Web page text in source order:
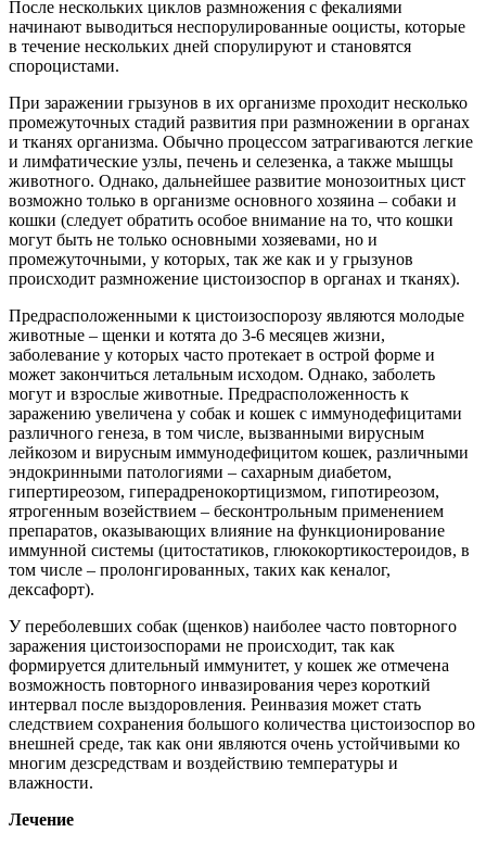
После нескольких циклов размножения с фекалиями
начинают выводиться неспорулированные ооцисты, которые
в течение нескольких дней спорулируют и становятся
спороцистами.
При заражении грызунов в их организме проходит несколько
промежуточных стадий развития при размножении в органах
и тканях организма. Обычно процессом затрагиваются легкие
и лимфатические узлы, печень и селезенка, а также мышцы
животного. Однако, дальнейшее развитие монозоитных цист
возможно только в организме основного хозяина – собаки и
кошки (следует обратить особое внимание на то, что кошки
могут быть не только основными хозяевами, но и
промежуточными, у которых, так же как и у грызунов
происходит размножение цистоизоспор в органах и тканях).
Предрасположенными к цистоизоспорозу являются молодые
животные – щенки и котята до 3-6 месяцев жизни,
заболевание у которых часто протекает в острой форме и
может закончиться летальным исходом. Однако, заболеть
могут и взрослые животные. Предрасположенность к
заражению увеличена у собак и кошек с иммунодефицитами
различного генеза, в том числе, вызванными вирусным
лейкозом и вирусным иммунодефицитом кошек, различными
эндокринными патологиями – сахарным диабетом,
гипертиреозом, гиперадренокортицизмом, гипотиреозом,
ятрогенным возействием – бесконтрольным применением
препаратов, оказывающих влияние на функционирование
иммунной системы (цитостатиков, глюкокортикостероидов, в
том числе – пролонгированных, таких как кеналог,
дексафорт).
У переболевших собак (щенков) наиболее часто повторного
заражения цистоизоспорами не происходит, так как
формируется длительный иммунитет, у кошек же отмечена
возможность повторного инвазирования через короткий
интервал после выздоровления. Реинвазия может стать
следствием сохранения большого количества цистоизоспор во
внешней среде, так как они являются очень устойчивыми ко
многим дезсредствам и воздействию температуры и
влажности.
Лечение